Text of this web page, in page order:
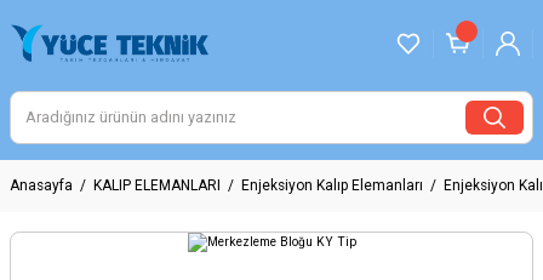
Anasayfa KALIP ELEMANLARI Enjeksiyon Kalıp Elemanları Enjeksiyon